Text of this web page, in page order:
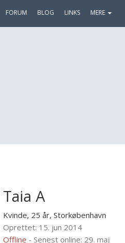
FORUM BLOG LINKS MERE
Taia A
Kvinde, 25 år,Storkøbenhavn
Oprettet: 15. jun 2014
Offline - Senest online: 29. maj